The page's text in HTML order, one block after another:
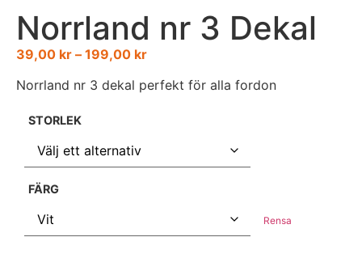
Norrland nr 3 Dekal
39,00 kr – 199,00 kr
Norrland nr 3 dekal perfekt för alla fordon
STORLEK
FÄRG
Rensa